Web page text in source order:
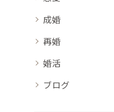
成婚
再婚
婚活
ブログ